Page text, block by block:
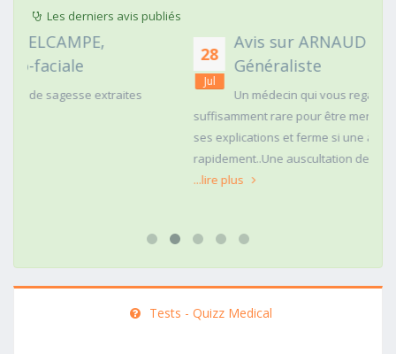
Les derniers avis publiés
28
Avis sur ARNAUD FAURIE, Médecin
Un médecin qui vous regarde dans les yeux c'est
suffisamment rare pour être mentionné. Posé,clair dans
ses explications et ferme si une action doit être menée
rapidement..Une auscultation de bas
Tests - Quizz Medical